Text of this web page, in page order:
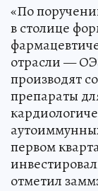
«По
в столице
отрасли —
производят
препараты
первом
отметил